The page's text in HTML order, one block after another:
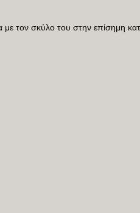
τον σκύλο του στην επίσημη